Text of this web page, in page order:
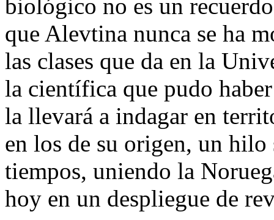
biológico no es un
que Alevtina nunca se ha
las clases que da en la
la científica que pudo
la llevará a indagar en
en los de su origen, un hilo
tiempos, uniendo la
hoy en un despliegue de